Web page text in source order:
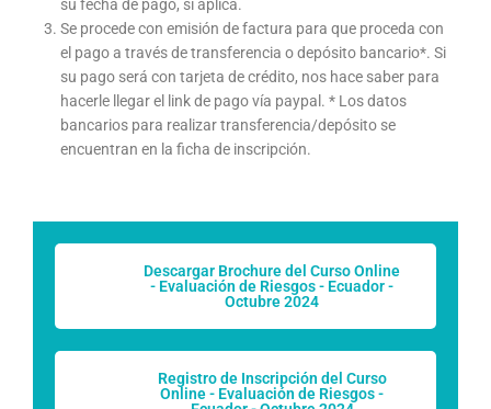
su fecha de pago, si aplica.
Se procede con emisión de factura para que proceda con
el pago a través de transferencia o depósito bancario*. Si
su pago será con tarjeta de crédito, nos hace saber para
hacerle llegar el link de pago vía paypal. * Los datos
bancarios para realizar transferencia/depósito se
encuentran en la ficha de inscripción.
Descargar Brochure del Curso Online
- Evaluación de Riesgos - Ecuador -
Octubre 2024
Registro de Inscripción del Curso
Online - Evaluación de Riesgos -